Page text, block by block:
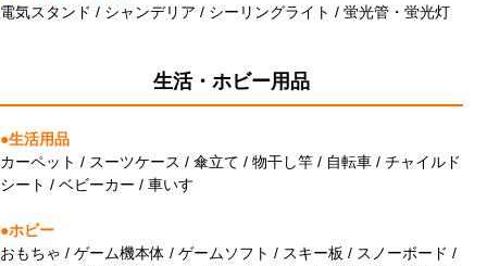
電気スタンド / シャンデリア / シーリングライト / 蛍光管・蛍光灯
生活・ホビー用品
●生活用品
カーペット / スーツケース / 傘立て / 物干し竿 / 自転車 / チャイルド
シート / ベビーカー / 車いす
●ホビー
おもちゃ / ゲーム機本体 / ゲームソフト / スキー板 / スノーボード /